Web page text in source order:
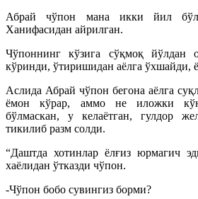
Абрай чўпон мана икки йил
Ханифасидан айрилган.
Чўпоннинг кўзига сўқмоқ йўлдан
кўринди, ўтиришидан аёлга ўхшайди,
Аслида Абрай чўпон бегона аёлга
ёмон кўрар, аммо не иложки
бўлмаскан, у келаётган, гулдор
тикилиб разм солди.
“Даштда хотинлар ёлғиз юрмагич
хаёлидан ўтказди чўпон.
-Чўпон бобо сувингиз борми?